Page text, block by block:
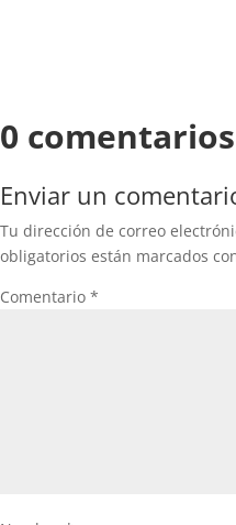
0 comentarios
Enviar un
Tu dirección de correo
obligatorios están marcados
Comentario *